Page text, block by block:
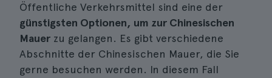
Öffentliche Verkehrsmittel sind eine der
günstigsten Optionen, um zur Chinesischen
Mauer zu gelangen. Es gibt verschiedene
Abschnitte der Chinesischen Mauer, die Sie
gerne besuchen werden. In diesem Fall